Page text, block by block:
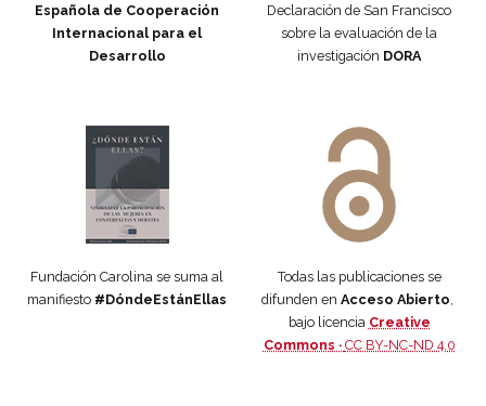
Española de Cooperación
Internacional para el
Desarrollo
Declaración de San Francisco
sobre la evaluación de la
investigación DORA
Fundación Carolina se suma al
manifiesto #DóndeEstánEllas
Todas las publicaciones se
difunden en Acceso Abierto,
bajo licencia Creative
Commons · CC BY-NC-ND 4.0